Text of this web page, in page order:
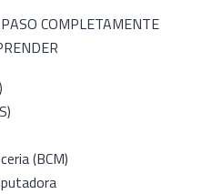
COMPLETAMENTE
(BCM)